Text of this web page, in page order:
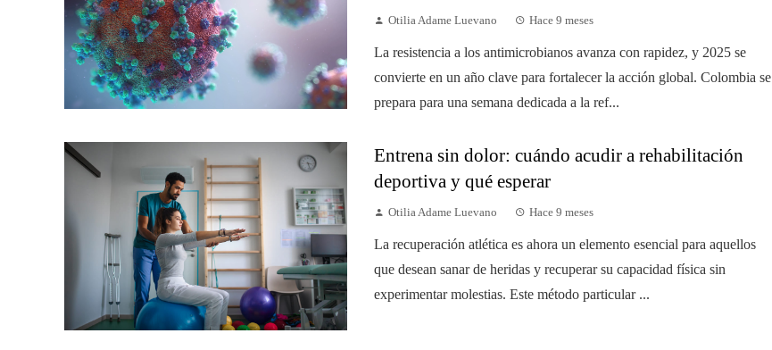
Otilia Adame Luevano Hace 9 meses
La resistencia a los antimicrobianos avanza con rapidez, y 2025 se
convierte en un año clave para fortalecer la acción global. Colombia se
prepara para una semana dedicada a la ref...
Entrena sin dolor: cuándo acudir a rehabilitación
deportiva y qué esperar
Otilia Adame Luevano Hace 9 meses
La recuperación atlética es ahora un elemento esencial para aquellos
que desean sanar de heridas y recuperar su capacidad física sin
experimentar molestias. Este método particular ...